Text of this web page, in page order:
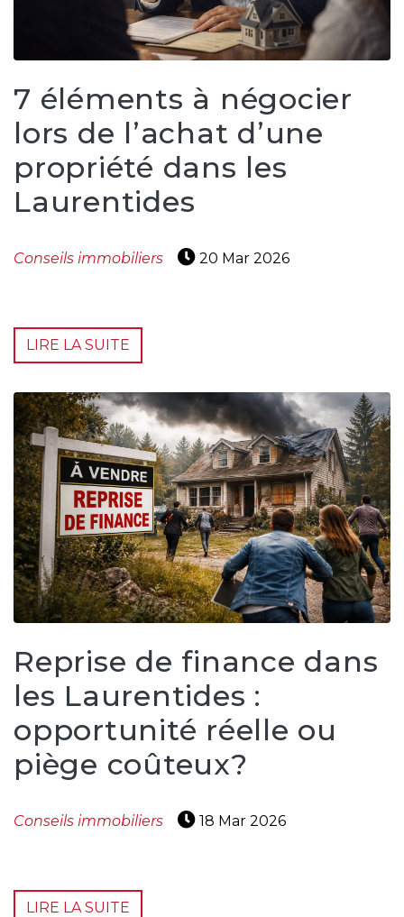
7 éléments à négocier
lors de l’achat d’une
propriété dans les
Laurentides
Conseils immobiliers 20 Mar 2026
LIRE LA SUITE
Reprise de finance dans
les Laurentides :
opportunité réelle ou
piège coûteux?
Conseils immobiliers 18 Mar 2026
LIRE LA SUITE